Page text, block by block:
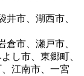
市、湖西市、
市、瀬戸市、
し市、東郷町、
江南市、一宮